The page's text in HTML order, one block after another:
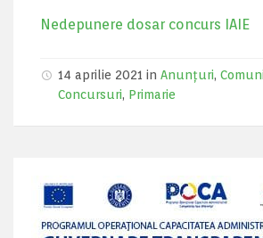
Nedepunere dosar concurs IAIE
14 aprilie 2021 in Anunțuri,
Concursuri, Primarie